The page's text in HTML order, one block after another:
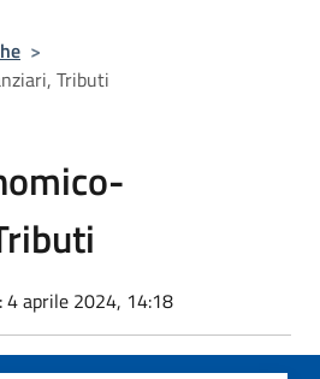
>
Tributi
: 4 aprile 2024, 14:18